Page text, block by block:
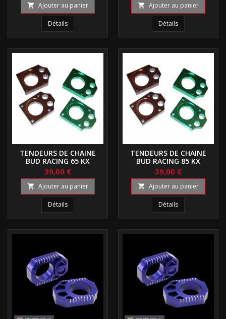
 Ajouter au panier
Détails
 Ajouter au panier
Détails
TENDEURS DE CHAINE
BUD RACING 65 KX
39,00 €
 Ajouter au panier
Détails
TENDEURS DE CHAINE
BUD RACING 85 KX
39,00 €
 Ajouter au panier
Détails